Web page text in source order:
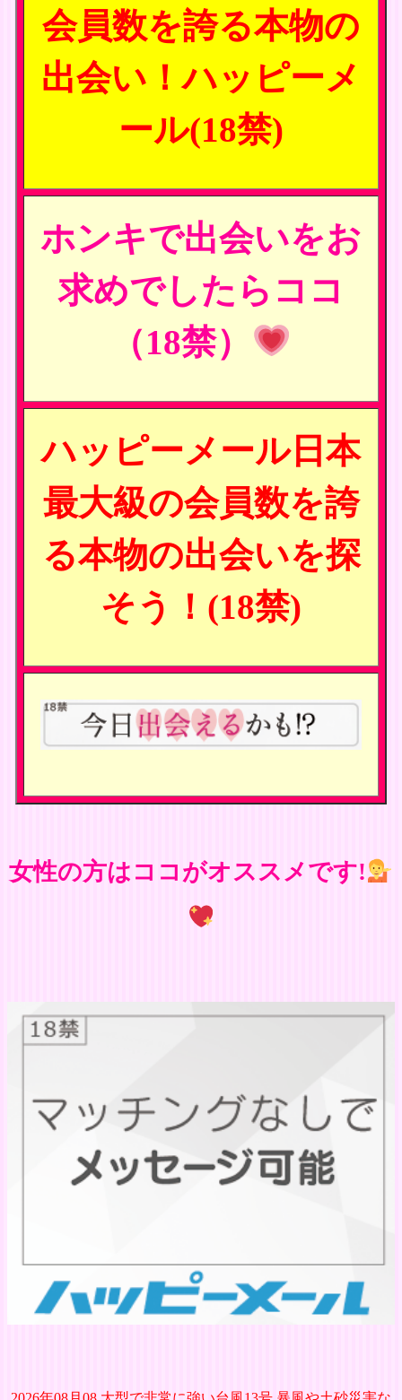
会員数を誇る本物の
出会い！ハッピーメ
ール(18禁)
ホンキで出会いをお
求めでしたらココ
（18禁）
ハッピーメール日本
最大級の会員数を誇
る本物の出会いを探
そう！(18禁)
女性の方はココがオススメです!